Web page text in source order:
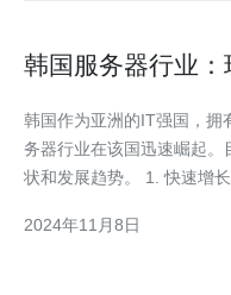
韩国服务器行业
韩国作为亚洲的IT强国，拥
务器行业在该国迅速崛起
状和发展趋势。 1. 快速增
服务器市场规模将继续扩大
2024年11月8日